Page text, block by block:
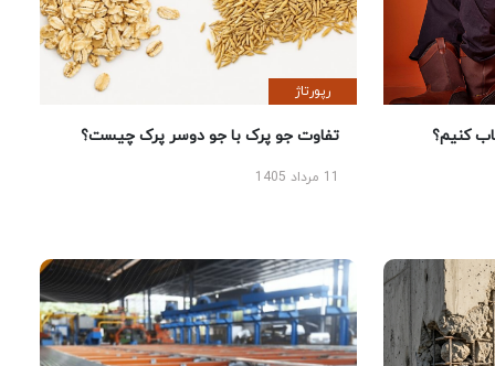
کنیم؟
رپورتاژ
تفاوت جو پرک با جو دوسر پرک چیست؟